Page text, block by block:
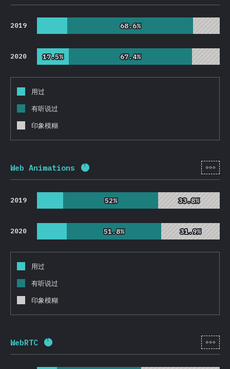
2019 68.6%
68.6%
2020 17.5%
17.5% 67.4%
67.4%
用过
有听说过
印象模糊
Web Animations 完成率: [zh-
2019 52%
52% 33.8%
33.8%
2020 51.8%
51.8% 31.9%
31.9%
用过
有听说过
印象模糊
WebRTC 完成率: [zh-